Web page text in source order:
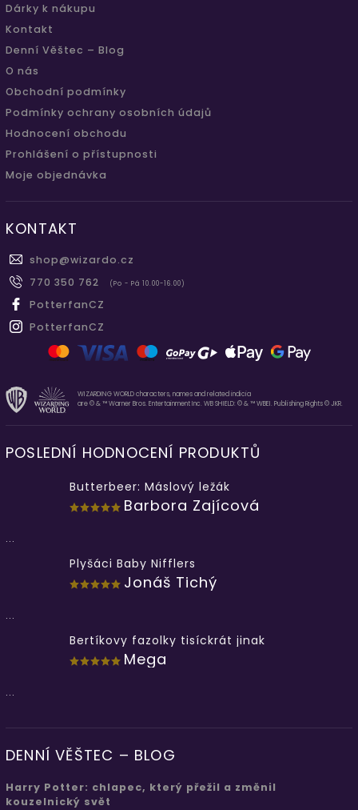
Dárky k nákupu
Kontakt
Denní Věštec – Blog
O nás
Obchodní podmínky
Podmínky ochrany osobních údajů
Hodnocení obchodu
Prohlášení o přístupnosti
Moje objednávka
KONTAKT
shop@wizardo.cz
770 350 762
(Po - Pá 10.00-16.00)
PotterfanCZ
PotterfanCZ
WIZARDING WORLD characters, names and related indicia
are © & ™ Warner Bros. Entertainment Inc. WB SHIELD: © & ™ WBEI. Publishing Rights © JKR.
POSLEDNÍ HODNOCENÍ PRODUKTŮ
Butterbeer: Máslový ležák
Barbora Zajícová
...
Plyšáci Baby Nifflers
Jonáš Tichý
...
Bertíkovy fazolky tisíckrát jinak
Mega
...
DENNÍ VĚŠTEC – BLOG
Harry Potter: chlapec, který přežil a změnil
kouzelnický svět